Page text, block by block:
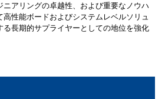
ニアリングの卓越性、および重要なノウハ
性能ボードおよびシステムレベルソリュ
る長期的サプライヤーとしての地位を強化